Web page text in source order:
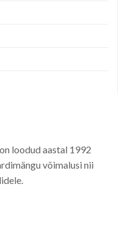
loodud aastal 1992
võimalusi nii